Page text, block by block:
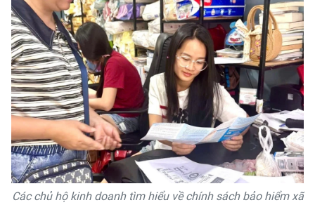
Các chủ hộ kinh doanh tìm hiểu về chính sách bảo hiểm xã